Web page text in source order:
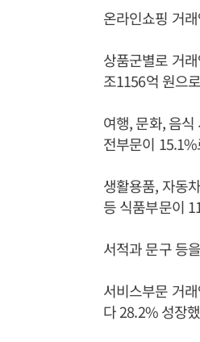
온라인쇼핑 거
상품군별로 거
조1156억 원으
여행, 문화, 음
전부문이
생활용품, 자동
등 식품부문이
서적과 문구 등
서비스부문 거
다 28.2% 성장